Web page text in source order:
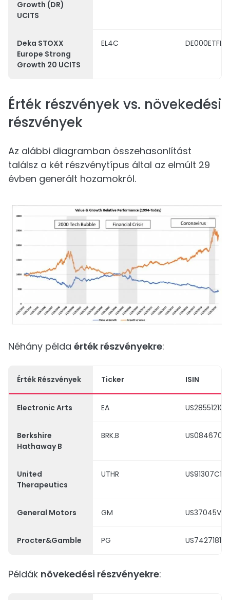
Growth (DR)
UCITS
Deka STOXX
Europe Strong
Growth 20 UCITS
EL4C
Érték részvények vs. növekedési
részvények
Az alábbi diagramban összehasonlítást
találsz a két részvénytípus által az elmúlt 29
évben generált hozamokról.
Néhány példa érték részvényekre:
Érték Részvények Ticker ISIN
Electronic Arts EA
Berkshire
Hathaway B
BRK.B
United
Therapeutics
UTHR
General Motors GM
Procter&Gamble PG
Példák növekedési részvényekre: